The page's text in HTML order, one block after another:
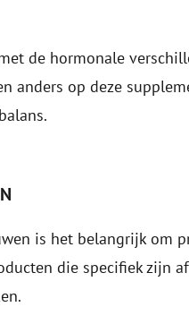
de hormonale
anders op deze
is het belangrijk om
die specifiek zijn